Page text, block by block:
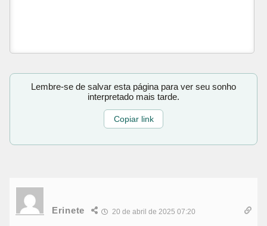
Lembre-se de salvar esta página para ver seu sonho
interpretado mais tarde.
Copiar link
Erinete 20 de abril de 2025 07:20